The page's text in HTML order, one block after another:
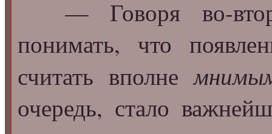
— Говоря во-
понимать, что
считать вполне
очередь, стало